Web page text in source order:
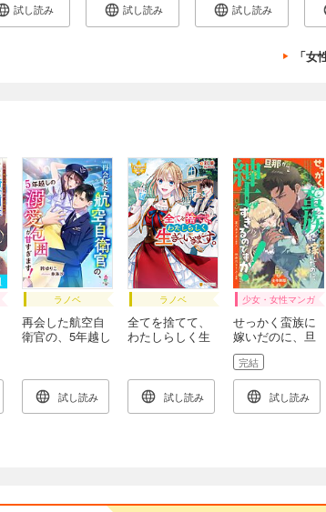
試し読み 試し読み 試し読み
「
ラノベ
再会した航空自
衛官の、5年越し
試し読み
ラノベ
全てを捨てて、
わたしらしく生
試し読み
少女・女性マンガ
せっかく蛮族に
嫁いだのに、旦
那が紳士すぎる
のですが！【全
年齢版】
完結
試し読み